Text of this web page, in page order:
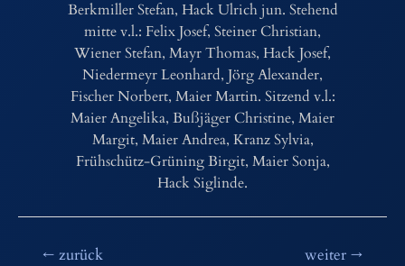
Berkmiller Stefan, Hack Ulrich jun. Stehend
mitte v.l.: Felix Josef, Steiner Christian,
Wiener Stefan, Mayr Thomas, Hack Josef,
Niedermeyr Leonhard, Jörg Alexander,
Fischer Norbert, Maier Martin. Sitzend v.l.:
Maier Angelika, Bußjäger Christine, Maier
Margit, Maier Andrea, Kranz Sylvia,
Frühschütz-Grüning Birgit, Maier Sonja,
Hack Siglinde.
Beitragsnavigation
←zurück weiter→